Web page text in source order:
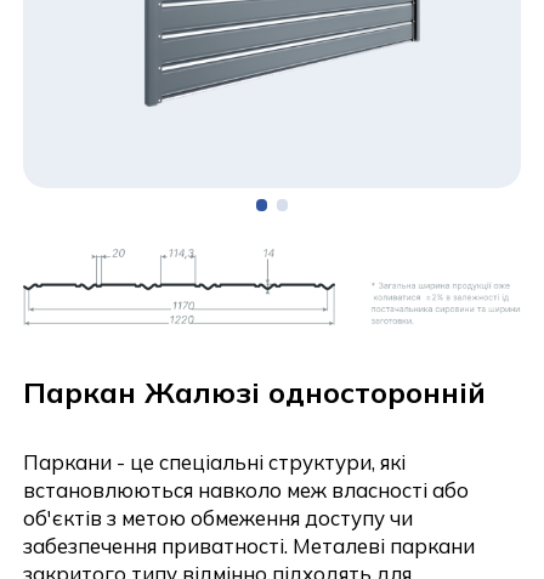
Паркан Жалюзі односторонній
Паркани - це спеціальні структури, які
встановлюються навколо меж власності або
об'єктів з метою обмеження доступу чи
забезпечення приватності. Металеві паркани
закритого типу відмінно підходять для